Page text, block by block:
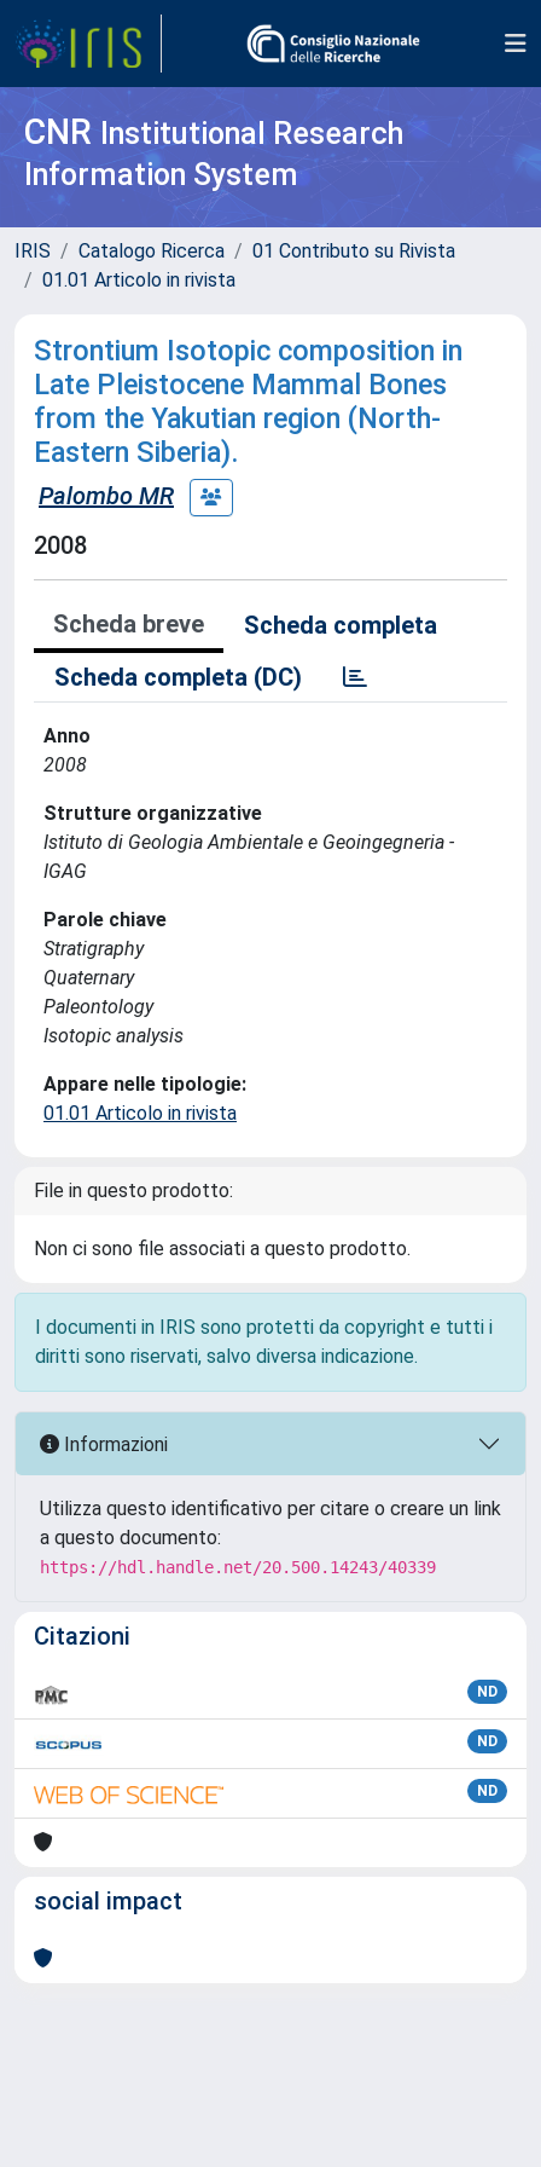
CNR Institutional Research
Information System
IRIS Catalogo Ricerca
01 Contributo su Rivista
01.01 Articolo in rivista
Strontium Isotopic composition in
Late Pleistocene Mammal Bones
from the Yakutian region (North-
Eastern Siberia).
Palombo MR
2008
Scheda breve
Scheda completa
Scheda completa (DC)
Anno
2008
Strutture organizzative
Istituto di Geologia Ambientale e Geoingegneria -
IGAG
Parole chiave
Stratigraphy
Quaternary
Paleontology
Isotopic analysis
Appare nelle tipologie:
01.01 Articolo in rivista
File in questo prodotto:
Non ci sono file associati a questo prodotto.
I documenti in IRIS sono protetti da copyright e tutti i
diritti sono riservati, salvo diversa indicazione.
Informazioni
Utilizza questo identificativo per citare o creare un link
a questo documento:
https://hdl.handle.net/20.500.14243/40339
Citazioni
ND
ND
ND
social impact